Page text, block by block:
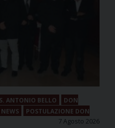
ANTONIO BELLO
DON
NEWS
POSTULAZIONE DON
7 Agosto 2026